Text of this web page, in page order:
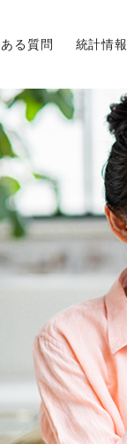
る質問 統計情報